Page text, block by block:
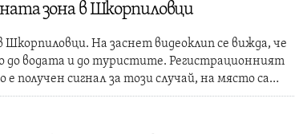
зона в Шкорпиловци
На заснет видеоклип се вижда, че
до водата и до туристите. Регистрационният
получен сигнал за този случай, на място са…